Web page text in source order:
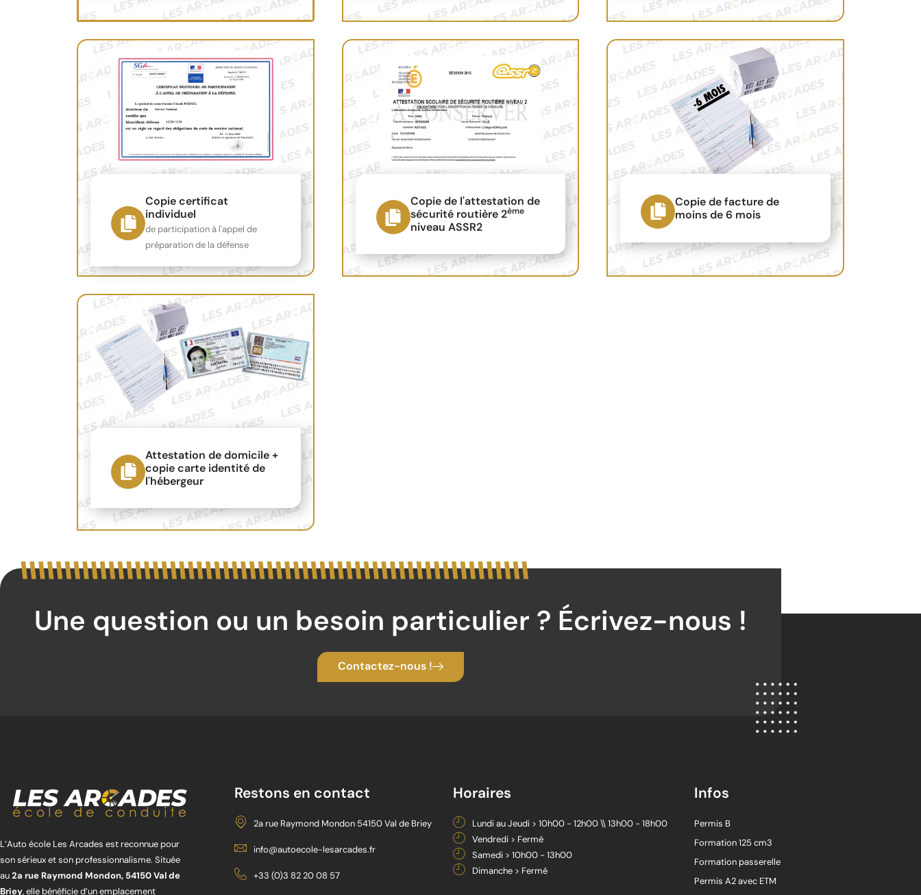
Copie certificat
individuel
de participation à l'appel de
préparation de la défense
Copie de l'attestation de
sécurité routière 2ème
niveau ASSR2
Copie de facture de
moins de 6 mois
Attestation de domicile +
copie carte identité de
l'hébergeur
Une question ou un besoin particulier ? Écrivez-nous !
Contactez-nous !
L’Auto école Les Arcades est reconnue pour
son sérieux et son professionnalisme. Située
au2a rue Raymond Mondon, 54150 Val de
Briey, elle bénéficie d’un emplacement
Restons en contact
2a rue Raymond Mondon 54150 Val de Briey
info@autoecole-lesarcades.fr
+33 (0)3 82 20 08 57
Horaires
Lundi au Jeudi > 10h00 - 12h00 \\ 13h00 - 18h00
Vendredi > Fermé
Samedi > 10h00 - 13h00
Dimanche > Fermé
Infos
Permis B
Formation 125 cm3
Formation passerelle
Permis A2 avec ETM